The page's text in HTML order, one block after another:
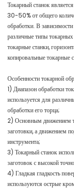
Токарный станок
30-50% от общего
обработки. В
различные типы токарных
токарные станки,
копировальные токарные
Особенности токарной
1) Диапазон обработки
используется для
обработки его торца;
2) Основным движением
заготовки, а движением
инструмента;
3) Токарный станок
заготовок с высокой
4) Гладкая гладкость
используются острые